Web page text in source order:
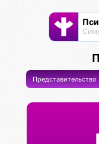
Представительство